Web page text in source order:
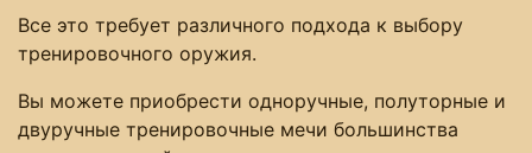
Все это требует различного подхода к выбору
тренировочного оружия.
Вы можете приобрести одноручные, полуторные и
двуручные тренировочные мечи большинства